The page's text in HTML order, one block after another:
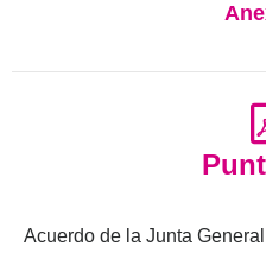
Acuerdo de la Junta